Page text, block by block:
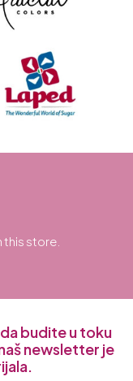
this store.
budite u toku
newsletter je